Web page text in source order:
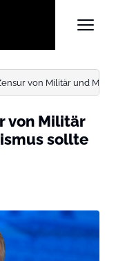
von Militär und
von Militär
sollte